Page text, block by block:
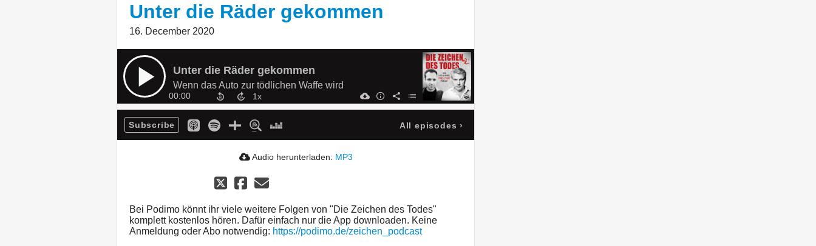
Unter die Räder gekommen
16. December 2020
Unter die Räder gekommen
Wenn das Auto zur tödlichen Waffe wird
00:00
Subscribe All episodes ›
Audio herunterladen: MP3
Bei Podimo könnt ihr viele weitere Folgen von "Die Zeichen des Todes"
komplett kostenlos hören. Dafür einfach nur die App downloaden. Keine
Anmeldung oder Abo notwendig: https://podimo.de/zeichen_podcast